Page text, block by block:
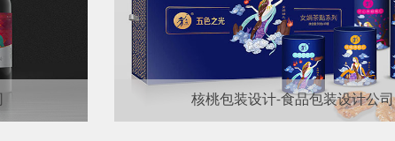
核桃包装设计-食品包装设计公司